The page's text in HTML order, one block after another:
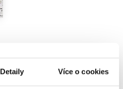
Detaily Více o cookies